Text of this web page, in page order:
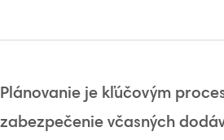
Plánovanie je kľúčovým
zabezpečenie včasných